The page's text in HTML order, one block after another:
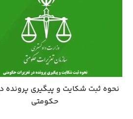
نحوه ثبت شکایت و پیگیری پرونده
حکومتی